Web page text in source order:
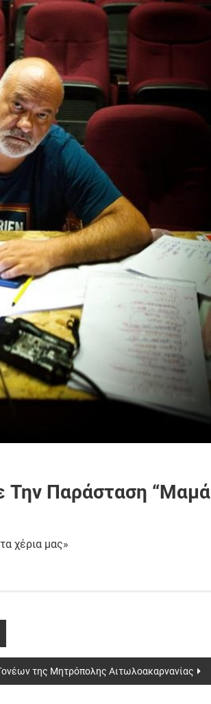
Την Παράσταση “Μαμά
χέρια μας»
της Μητρόπολης Αιτωλοακαρνανίας